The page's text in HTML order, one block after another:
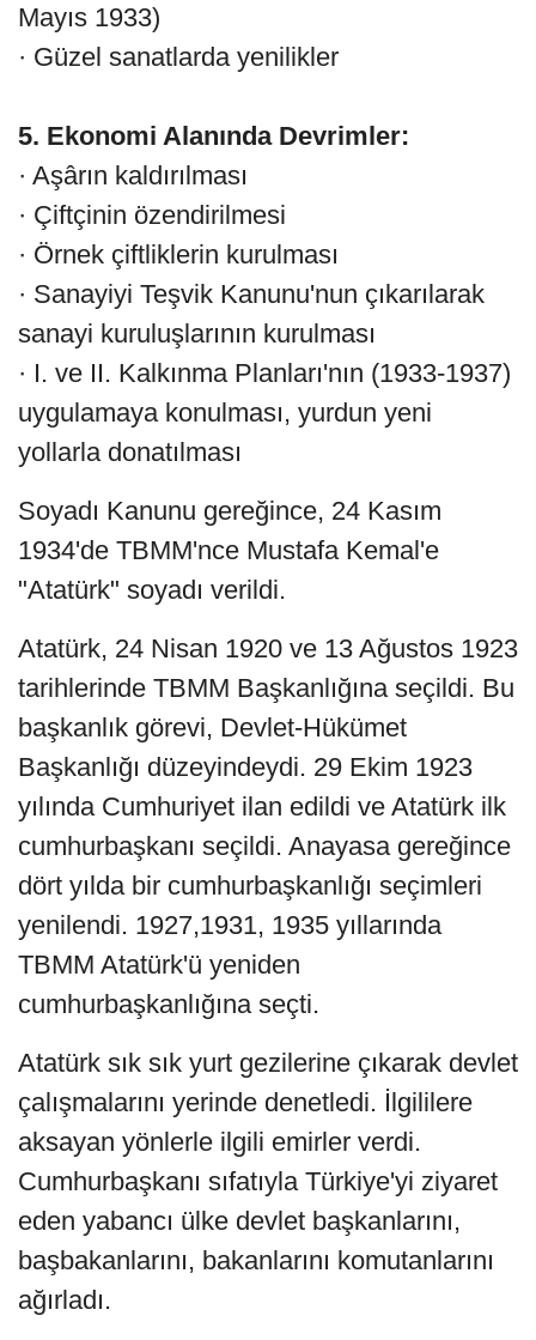
Mayıs 1933)
· Güzel sanatlarda yenilikler
5. Ekonomi Alanında Devrimler:
· Aşârın kaldırılması
· Çiftçinin özendirilmesi
· Örnek çiftliklerin kurulması
· Sanayiyi Teşvik Kanunu'nun çıkarılarak
sanayi kuruluşlarının kurulması
· I. ve II. Kalkınma Planları'nın (1933-1937)
uygulamaya konulması, yurdun yeni
yollarla donatılması
Soyadı Kanunu gereğince, 24 Kasım
1934'de TBMM'nce Mustafa Kemal'e
"Atatürk" soyadı verildi.
Atatürk, 24 Nisan 1920 ve 13 Ağustos 1923
tarihlerinde TBMM Başkanlığına seçildi. Bu
başkanlık görevi, Devlet-Hükümet
Başkanlığı düzeyindeydi. 29 Ekim 1923
yılında Cumhuriyet ilan edildi ve Atatürk ilk
cumhurbaşkanı seçildi. Anayasa gereğince
dört yılda bir cumhurbaşkanlığı seçimleri
yenilendi. 1927,1931, 1935 yıllarında
TBMM Atatürk'ü yeniden
cumhurbaşkanlığına seçti.
Atatürk sık sık yurt gezilerine çıkarak devlet
çalışmalarını yerinde denetledi. İlgililere
aksayan yönlerle ilgili emirler verdi.
Cumhurbaşkanı sıfatıyla Türkiye'yi ziyaret
eden yabancı ülke devlet başkanlarını,
başbakanlarını, bakanlarını komutanlarını
ağırladı.